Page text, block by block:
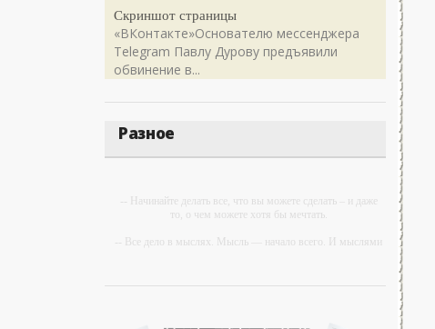
Скриншот страницы
«ВКонтакте»Основателю мессенджера
Telegram Павлу Дурову предъявили
обвинение в...
Разное
-- Начинайте делать все, что вы можете сделать – и даже
то, о чем можете хотя бы мечтать.
-- Все дело в мыслях. Мысль — начало всего. И мыслями